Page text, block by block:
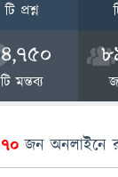
টি প্রশ্ন
4,750
টি মন্তব্য
70জন অনলাইনে